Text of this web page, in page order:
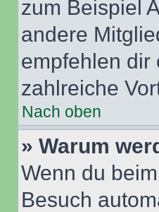
zum Beispiel
andere
empfehlen dir
zahlreiche
Nach oben
» Warum
Wenn du
Besuch